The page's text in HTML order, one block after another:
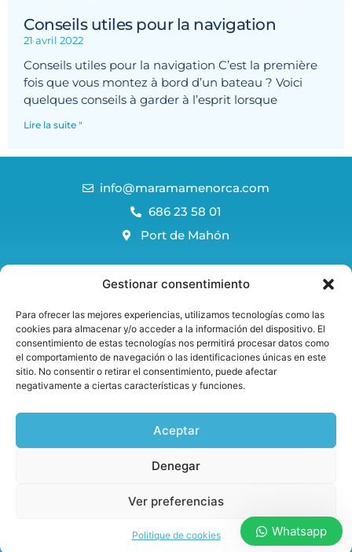
Gestionar consentimiento
Para ofrecer las mejores experiencias, utilizamos tecnologías como las
cookies para almacenar y/o acceder a la información del dispositivo. El
consentimiento de estas tecnologías nos permitirá procesar datos como
el comportamiento de navegación o las identificaciones únicas en este
sitio. No consentir o retirar el consentimiento, puede afectar
negativamente a ciertas características y funciones.
Aceptar
Denegar
Ver preferencias
Politique de cookies
Conseils utiles pour la navigation
21 avril 2022
Conseils utiles pour la navigation C’est la première
fois que vous montez à bord d’un bateau ? Voici
quelques conseils à garder à l’esprit lorsque
Lire la suite "
info@maramamenorca.com
686 23 58 01
Port de Mahón
Politique de réservation et d'annulation
Politique juridique et de confidentialité d'Avis
Politique en matière de cookies
Bienvenue à bord !
Copyright © 2022 Marama Menorca Whatsapp